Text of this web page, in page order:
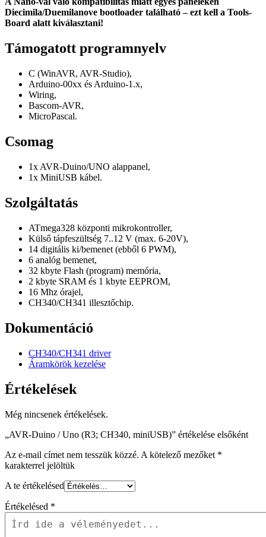
Diecimila/Duemilanove bootloader található – ezt kell a Tools-
Board alatt kiválasztani!
Támogatott programnyelv
C (WinAVR, AVR-Studio),
Arduino-00xx és Arduino-1.x,
Wiring,
Bascom-AVR,
MicroPascal.
Csomag
1x AVR-Duino/UNO alappanel,
1x MiniUSB kábel.
Szolgáltatás
ATmega328 központi mikrokontroller,
Külső tápfeszültség 7..12 V (max. 6-20V),
14 digitális ki/bemenet (ebből 6 PWM),
6 analóg bemenet,
32 kbyte Flash (program) memória,
2 kbyte SRAM és 1 kbyte EEPROM,
16 Mhz órajel,
CH340/CH341 illesztőchip.
Dokumentáció
CH340/CH341 driver
Áramkörök kezelése
Értékelések
Még nincsenek értékelések.
„AVR-Duino / Uno (R3; CH340, miniUSB)” értékelése elsőként
Az e-mail címet nem tesszük közzé. A kötelező mezőket *
karakterrel jelöltük
A te értékelésed
Értékelésed *